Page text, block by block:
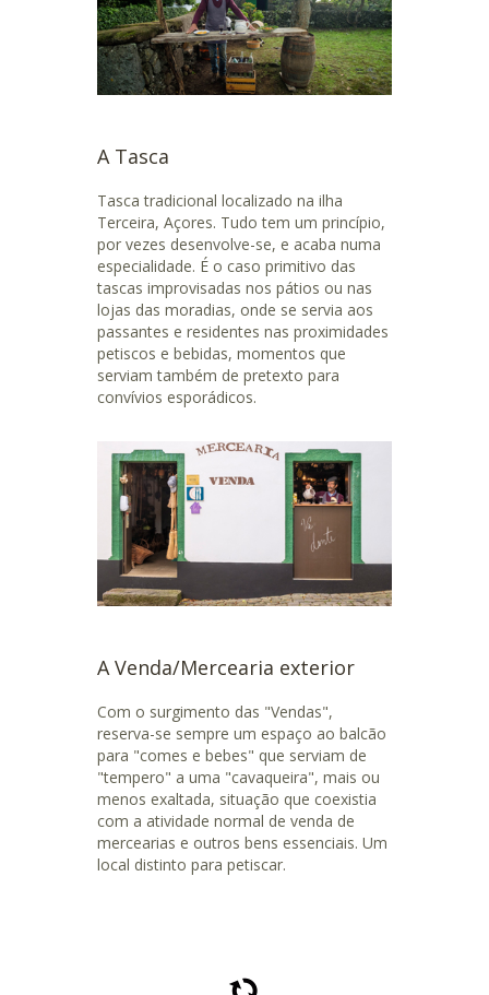
A Tasca
Tasca tradicional localizado na ilha
Terceira, Açores. Tudo tem um princípio,
por vezes desenvolve-se, e acaba numa
especialidade. É o caso primitivo das
tascas improvisadas nos pátios ou nas
lojas das moradias, onde se servia aos
passantes e residentes nas proximidades
petiscos e bebidas, momentos que
serviam também de pretexto para
convívios esporádicos.
A Venda/Mercearia exterior
Com o surgimento das "Vendas",
reserva-se sempre um espaço ao balcão
para "comes e bebes" que serviam de
"tempero" a uma "cavaqueira", mais ou
menos exaltada, situação que coexistia
com a atividade normal de venda de
mercearias e outros bens essenciais. Um
local distinto para petiscar.